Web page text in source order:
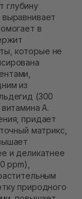
глубину
в
которые не
из
(300
А.
придает
матрикс,
и деликатнее
ppm),
природного